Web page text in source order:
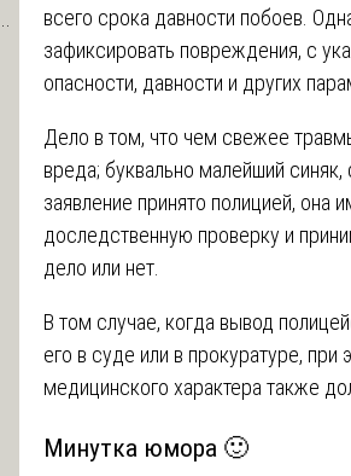
всего срока давности побоев.
зафиксировать повреждения, с
опасности, давности и других
Дело в том, что чем свежее
вреда; буквально малейший
заявление принято полицией, она
доследственную проверку и
дело или нет.
В том случае, когда вывод
его в суде или в прокуратуре,
медицинского характера также
Минутка юмора 🙂